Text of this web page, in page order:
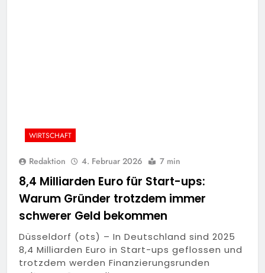
WIRTSCHAFT
Redaktion 4. Februar 2026 7 min
8,4 Milliarden Euro für Start-ups:
Warum Gründer trotzdem immer
schwerer Geld bekommen
Düsseldorf (ots) – In Deutschland sind 2025
8,4 Milliarden Euro in Start-ups geflossen und
trotzdem werden Finanzierungsrunden